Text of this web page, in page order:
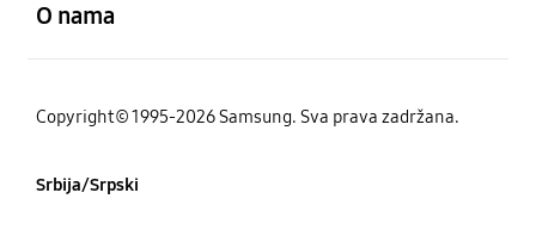
O nama
Copyright© 1995-2026 Samsung. Sva prava zadržana.
Srbija/Srpski